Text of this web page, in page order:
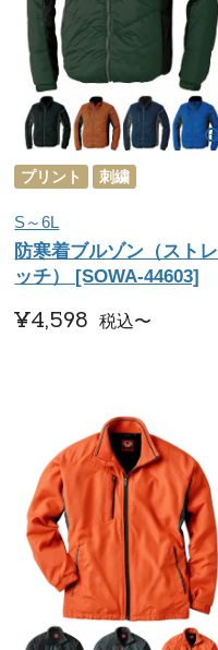
プリント 刺繍
S～6L
防寒着ブルゾン（ストレ
ッチ） [SOWA-44603]
¥4,598 税込〜